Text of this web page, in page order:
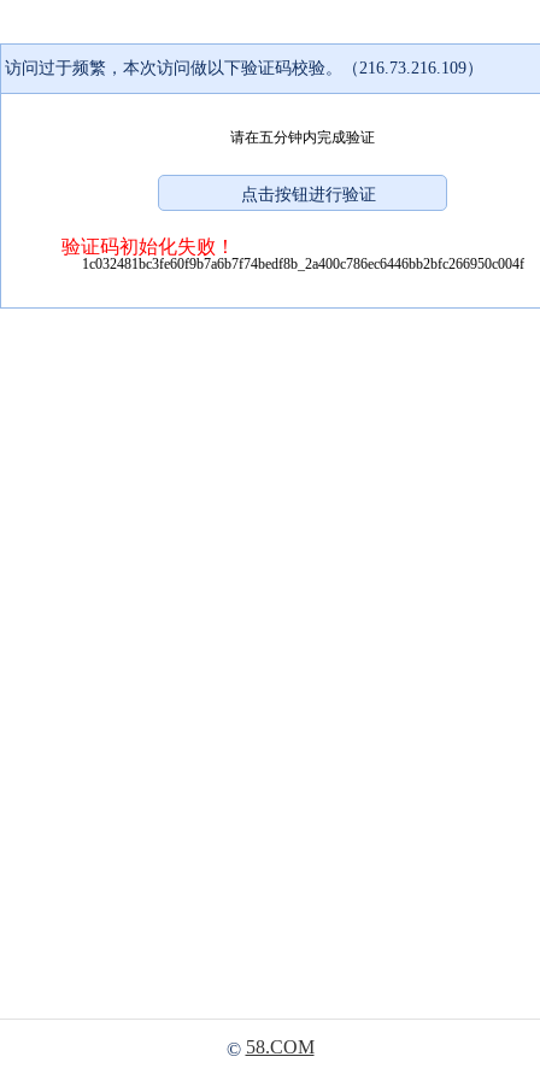
访问过于频繁，本次访问做以下验证码校验。（216.73.216.109）
请在五分钟内完成验证
验证码初始化失败！
1c032481bc3fe60f9b7a6b7f74bedf8b_2a400c786ec6446bb2bfc266950c004f
© 58.COM